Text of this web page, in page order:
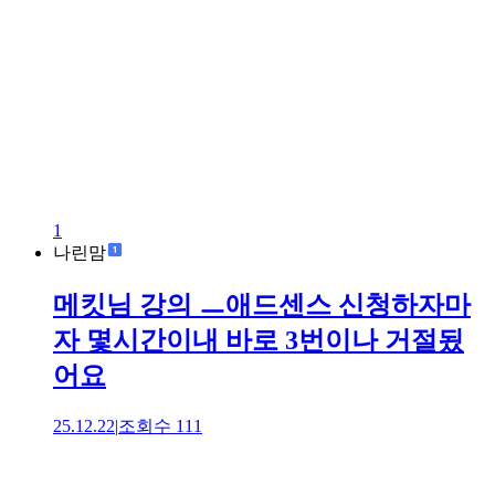
1
나린맘
메킷님 강의 ㅡ애드센스 신청하자마
자 몇시간이내 바로 3번이나 거절됬
어요
25.12.22|조회수 111